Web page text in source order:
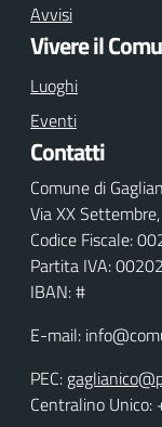
Avvisi
Vivere il
Luoghi
Eventi
Contatti
Comune di
Via XX
Codice Fiscale:
Partita IVA:
IBAN: #
E-mail:
PEC:
Centralino